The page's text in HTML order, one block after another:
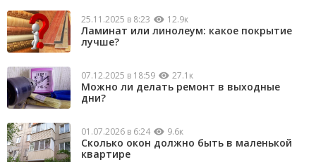
25.11.2025 в 8:23 12.9к
Ламинат или линолеум: какое покрытие
лучше?
07.12.2025 в 18:59 27.1к
Можно ли делать ремонт в выходные
дни?
01.07.2026 в 6:24 9.6к
Сколько окон должно быть в маленькой
квартире